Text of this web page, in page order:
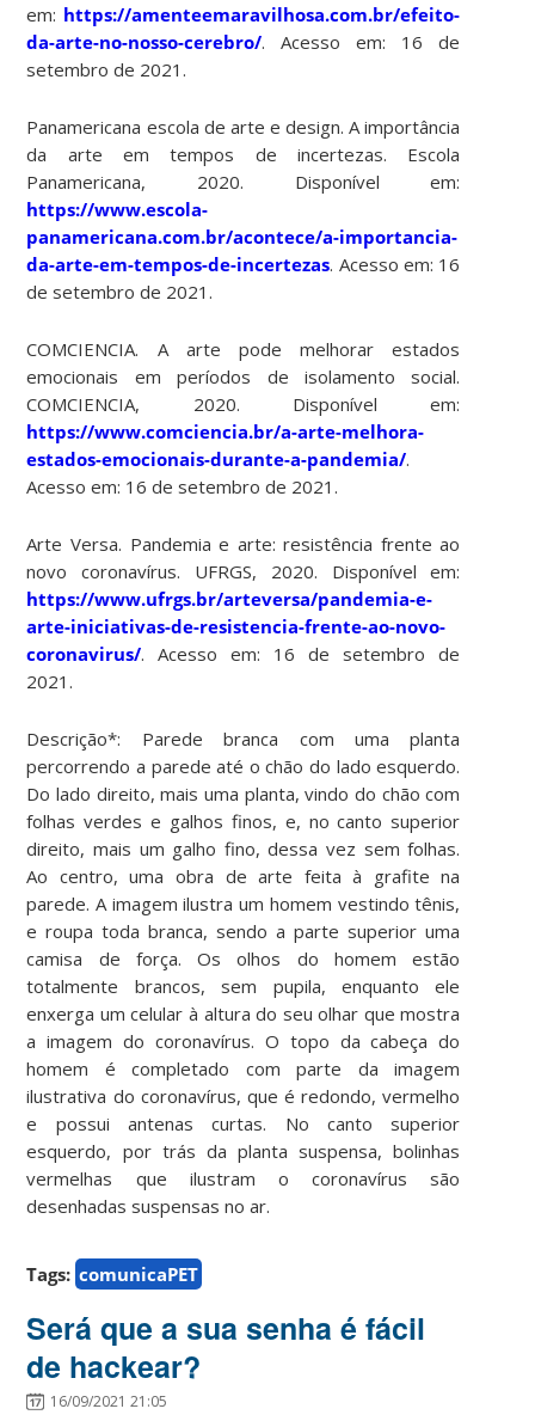
em: https://amenteemaravilhosa.com.br/efeito-
da-arte-no-nosso-cerebro/. Acesso em: 16 de
setembro de 2021.
Panamericana escola de arte e design. A importância
da arte em tempos de incertezas. Escola
Panamericana, 2020. Disponível em:
https://www.escola-
panamericana.com.br/acontece/a-importancia-
da-arte-em-tempos-de-incertezas. Acesso em: 16
de setembro de 2021.
COMCIENCIA. A arte pode melhorar estados
emocionais em períodos de isolamento social.
COMCIENCIA, 2020. Disponível em:
https://www.comciencia.br/a-arte-melhora-
estados-emocionais-durante-a-pandemia/.
Acesso em: 16 de setembro de 2021.
Arte Versa. Pandemia e arte: resistência frente ao
novo coronavírus. UFRGS, 2020. Disponível em:
https://www.ufrgs.br/arteversa/pandemia-e-
arte-iniciativas-de-resistencia-frente-ao-novo-
coronavirus/. Acesso em: 16 de setembro de
2021.
Descrição*: Parede branca com uma planta
percorrendo a parede até o chão do lado esquerdo.
Do lado direito, mais uma planta, vindo do chão com
folhas verdes e galhos finos, e, no canto superior
direito, mais um galho fino, dessa vez sem folhas.
Ao centro, uma obra de arte feita à grafite na
parede. A imagem ilustra um homem vestindo tênis,
e roupa toda branca, sendo a parte superior uma
camisa de força. Os olhos do homem estão
totalmente brancos, sem pupila, enquanto ele
enxerga um celular à altura do seu olhar que mostra
a imagem do coronavírus. O topo da cabeça do
homem é completado com parte da imagem
ilustrativa do coronavírus, que é redondo, vermelho
e possui antenas curtas. No canto superior
esquerdo, por trás da planta suspensa, bolinhas
vermelhas que ilustram o coronavírus são
desenhadas suspensas no ar.
Tags: comunicaPET
Será que a sua senha é fácil
de hackear?
16/09/2021 21:05